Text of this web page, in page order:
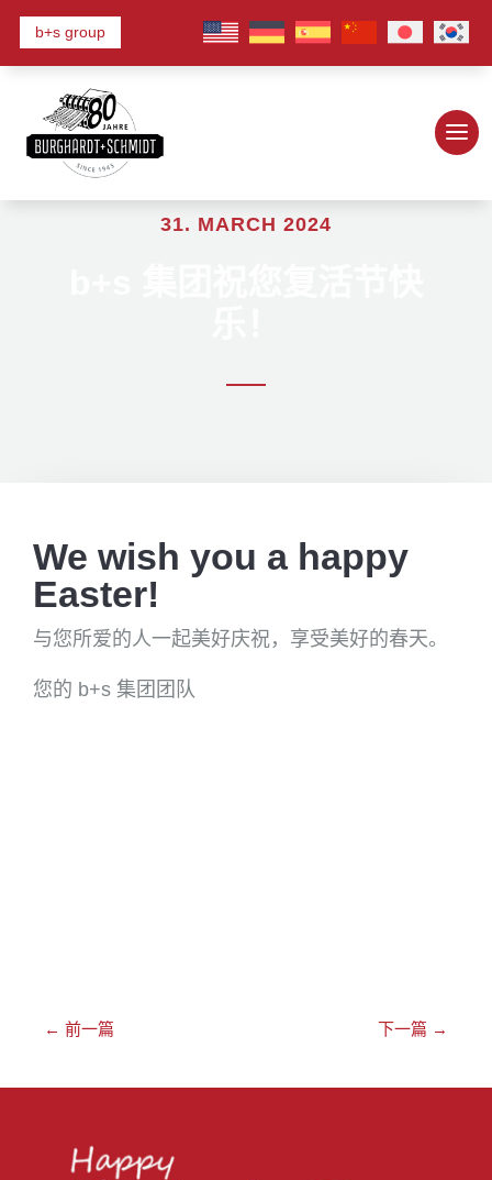
b+s group
31. MARCH 2024
We wish you a happy
Easter!
与您所爱的人一起美好庆祝，享受美好的春天。
您的 b+s 集团团队
← 前一篇 下一篇 →